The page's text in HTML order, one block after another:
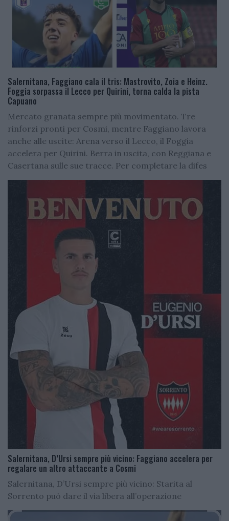
Salernitana, Faggiano cala il tris: Mastrovito, Zoia e Heinz.
Foggia sorpassa il Lecco per Quirini, torna calda la pista
Capuano
Mercato granata sempre più movimentato. Tre
rinforzi pronti per Cosmi, mentre Faggiano lavora
anche alle uscite: Arena verso il Lecco, il Foggia
accelera per Quirini. Berra in uscita, con Reggiana e
Casertana sulle sue tracce. Per completare la difes
Salernitana, D’Ursi sempre più vicino: Faggiano accelera per
regalare un altro attaccante a Cosmi
Salernitana, D’Ursi sempre più vicino: Starita al
Sorrento può dare il via libera all’operazione